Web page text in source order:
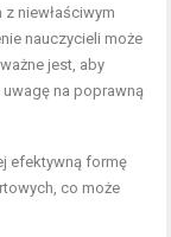
niewłaściwym
nauczycieli może
jest, aby
uwagę na poprawną
efektywną formę
co może